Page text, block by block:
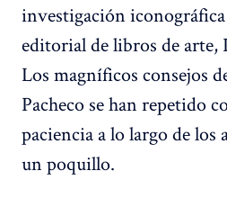
investigación
editorial de libros de arte,
Los magníficos consejos
Pacheco se han repetido
paciencia a lo largo de los
un poquillo.